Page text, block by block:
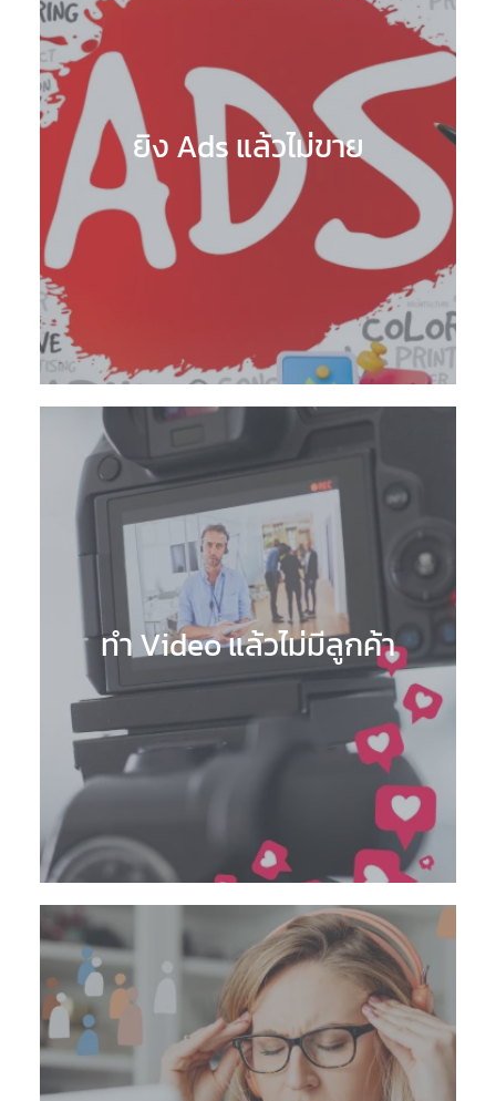
ยิง Ads แล้วไม่ขาย
ทำ Video แล้วไม่มีลูกค้า